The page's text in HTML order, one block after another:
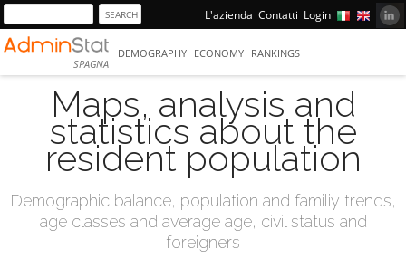
L'azienda Contatti Login
SPAGNA
DEMOGRAPHY ECONOMY RANKINGS
Maps, analysis and
statistics about the
resident population
Demographic balance, population and familiy trends,
age classes and average age, civil status and
foreigners